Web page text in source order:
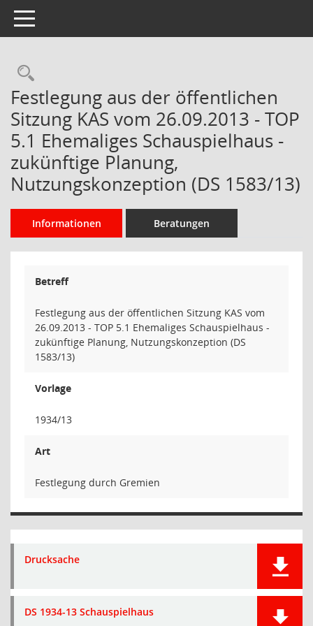
Toggle navigation
Rechercheauswahl
Festlegung aus der öffentlichen
Sitzung KAS vom 26.09.2013 - TOP
5.1 Ehemaliges Schauspielhaus -
zukünftige Planung,
Nutzungskonzeption (DS 1583/13)
Informationen Beratungen
Betreff
Festlegung aus der öffentlichen Sitzung KAS vom
26.09.2013 - TOP 5.1 Ehemaliges Schauspielhaus -
zukünftige Planung, Nutzungskonzeption (DS
1583/13)
Vorlage
1934/13
Art
Festlegung durch Gremien
Drucksache
DS 1934-13 Schauspielhaus